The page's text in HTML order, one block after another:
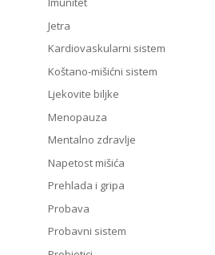
Jetra
Kardiovaskularni sistem
Koštano-mišićni sistem
Ljekovite biljke
Menopauza
Mentalno zdravlje
Napetost mišića
Prehlada i gripa
Probava
Probavni sistem